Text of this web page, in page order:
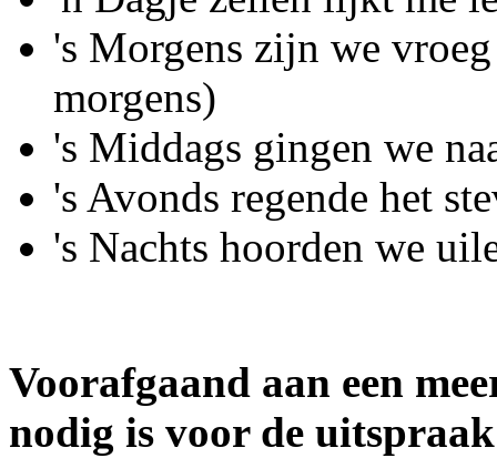
's Morgens zijn we
morgens)
's Middags gingen we
's Avonds regende het
's Nachts hoorden we
Voorafgaand aan een
nodig is voor de